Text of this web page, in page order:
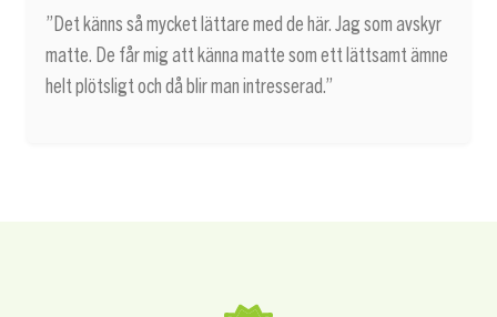
”Det känns så mycket lättare med de här. Jag som avskyr
matte. De får mig att känna matte som ett lättsamt ämne
helt plötsligt och då blir man intresserad.”